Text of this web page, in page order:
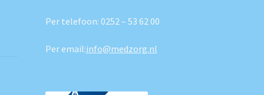
Per telefoon: 0252 – 53 62 00
Per email:info@medzorg.nl